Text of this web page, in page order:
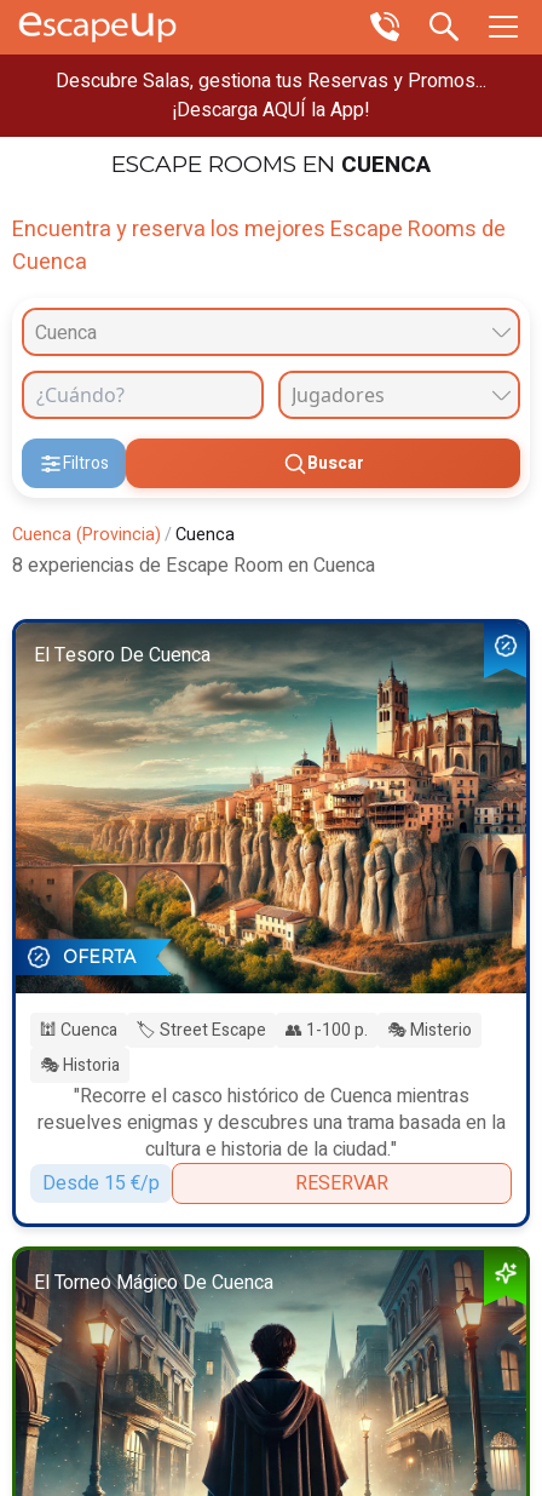
Descubre Salas, gestiona tus Reservas y Promos...
¡Descarga AQUÍ la App!
ESCAPE ROOMS EN CUENCA
Encuentra y reserva los mejores Escape Rooms de
Cuenca
Cuenca
Filtros Buscar
Cuenca (Provincia)/Cuenca
8 experiencias de Escape Room en Cuenca
El Tesoro De Cuenca
OFERTA
🕍 Cuenca 🏷️ Street Escape 👥 1-100 p.
🎭 Misterio
🎭 Historia
"Recorre el casco histórico de Cuenca mientras
resuelves enigmas y descubres una trama basada en la
cultura e historia de la ciudad."
Desde 15 €/p
RESERVAR
El Torneo Mágico De Cuenca